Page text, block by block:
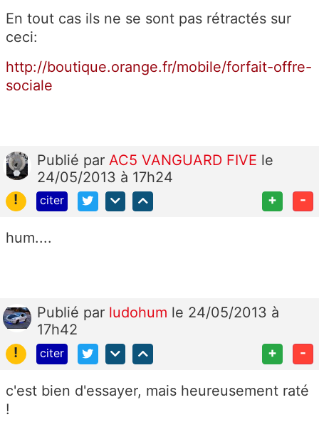
En tout cas ils ne se sont pas rétractés sur
ceci:
http://boutique.orange.fr/mobile/forfait-offre-
sociale
Publié par AC5 VANGUARD FIVE le
24/05/2013 à 17h24
!
citer + -
hum....
Publié par ludohum le 24/05/2013 à
17h42
!
citer + -
c'est bien d'essayer, mais heureusement raté
!